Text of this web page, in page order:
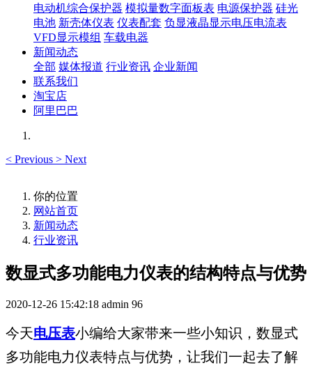
电动机综合保护器 模拟量数字面板表 电源保护器 硅光
电池 新壳体仪表 仪表配套 负显液晶显示电压电流表
VFD显示模组 车载电器
新闻动态
全部 媒体报道 行业资讯 企业新闻
联系我们
淘宝店
阿里巴巴
< Previous > Next
你的位置
网站首页
新闻动态
行业资讯
数显式多功能电力仪表的结构特点与优势
2020-12-26 15:42:18 admin 96
今天电压表小编给大家带来一些小知识，数显式
多功能电力仪表特点与优势，让我们一起去了解